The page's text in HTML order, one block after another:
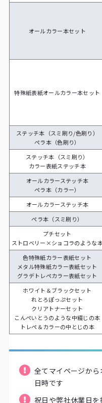
オールカラー本セット
特殊紙表紙オールカラー本セット
ステッチ本（スミ刷り/色刷り）
ペラ本（色刷り）
ステッチ本（スミ刷り）
カラー表紙ステッチ本
オールカラーステッチ本
ペラ本（カラー）
オールカラーステッチ本
ペラ本（スミ刷り）
プチセット
ストロベリー×ショコラのような
色特殊紙カラー表紙セット
メタル特殊紙カラー表紙セット
グラデトレペカラー表紙セット
ホワイト＆ブラックセット
れとろぽっぷセット
クリアトナーセット
こんぺいとうのような中綴じの本
トレペ＆カラーの中とじの本
全てマイページか
日時です
祝日や弊社休業日